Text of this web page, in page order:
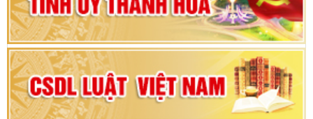
Đại hội đại biểu Đảng bộ xã Yên Thọ lần thứ I,
nhiệm kỳ 2025 – 2030
Đại hội Đảng bộ xã Yên Ninh lần thứ nhất,
nhiệm kỳ 2025 - 2030